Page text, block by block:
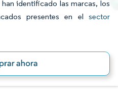
identificado las marcas, los
presentes en el sector